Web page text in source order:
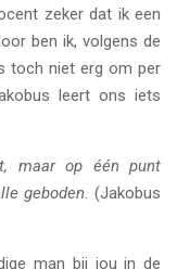
zeker dat ik een
ben ik, volgens de
toch niet erg om per
leert ons iets
maar op één punt
geboden. (Jakobus
man bij jou in de